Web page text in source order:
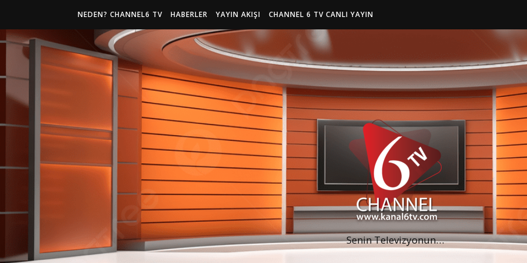
NEDEN? CHANNEL6 TV HABERLER YAYIN AKIŞI CHANNEL 6 TV CANLI YAYIN
Senin Televizyonun…